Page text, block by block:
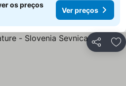
os preços
Ver preços
Partilhar